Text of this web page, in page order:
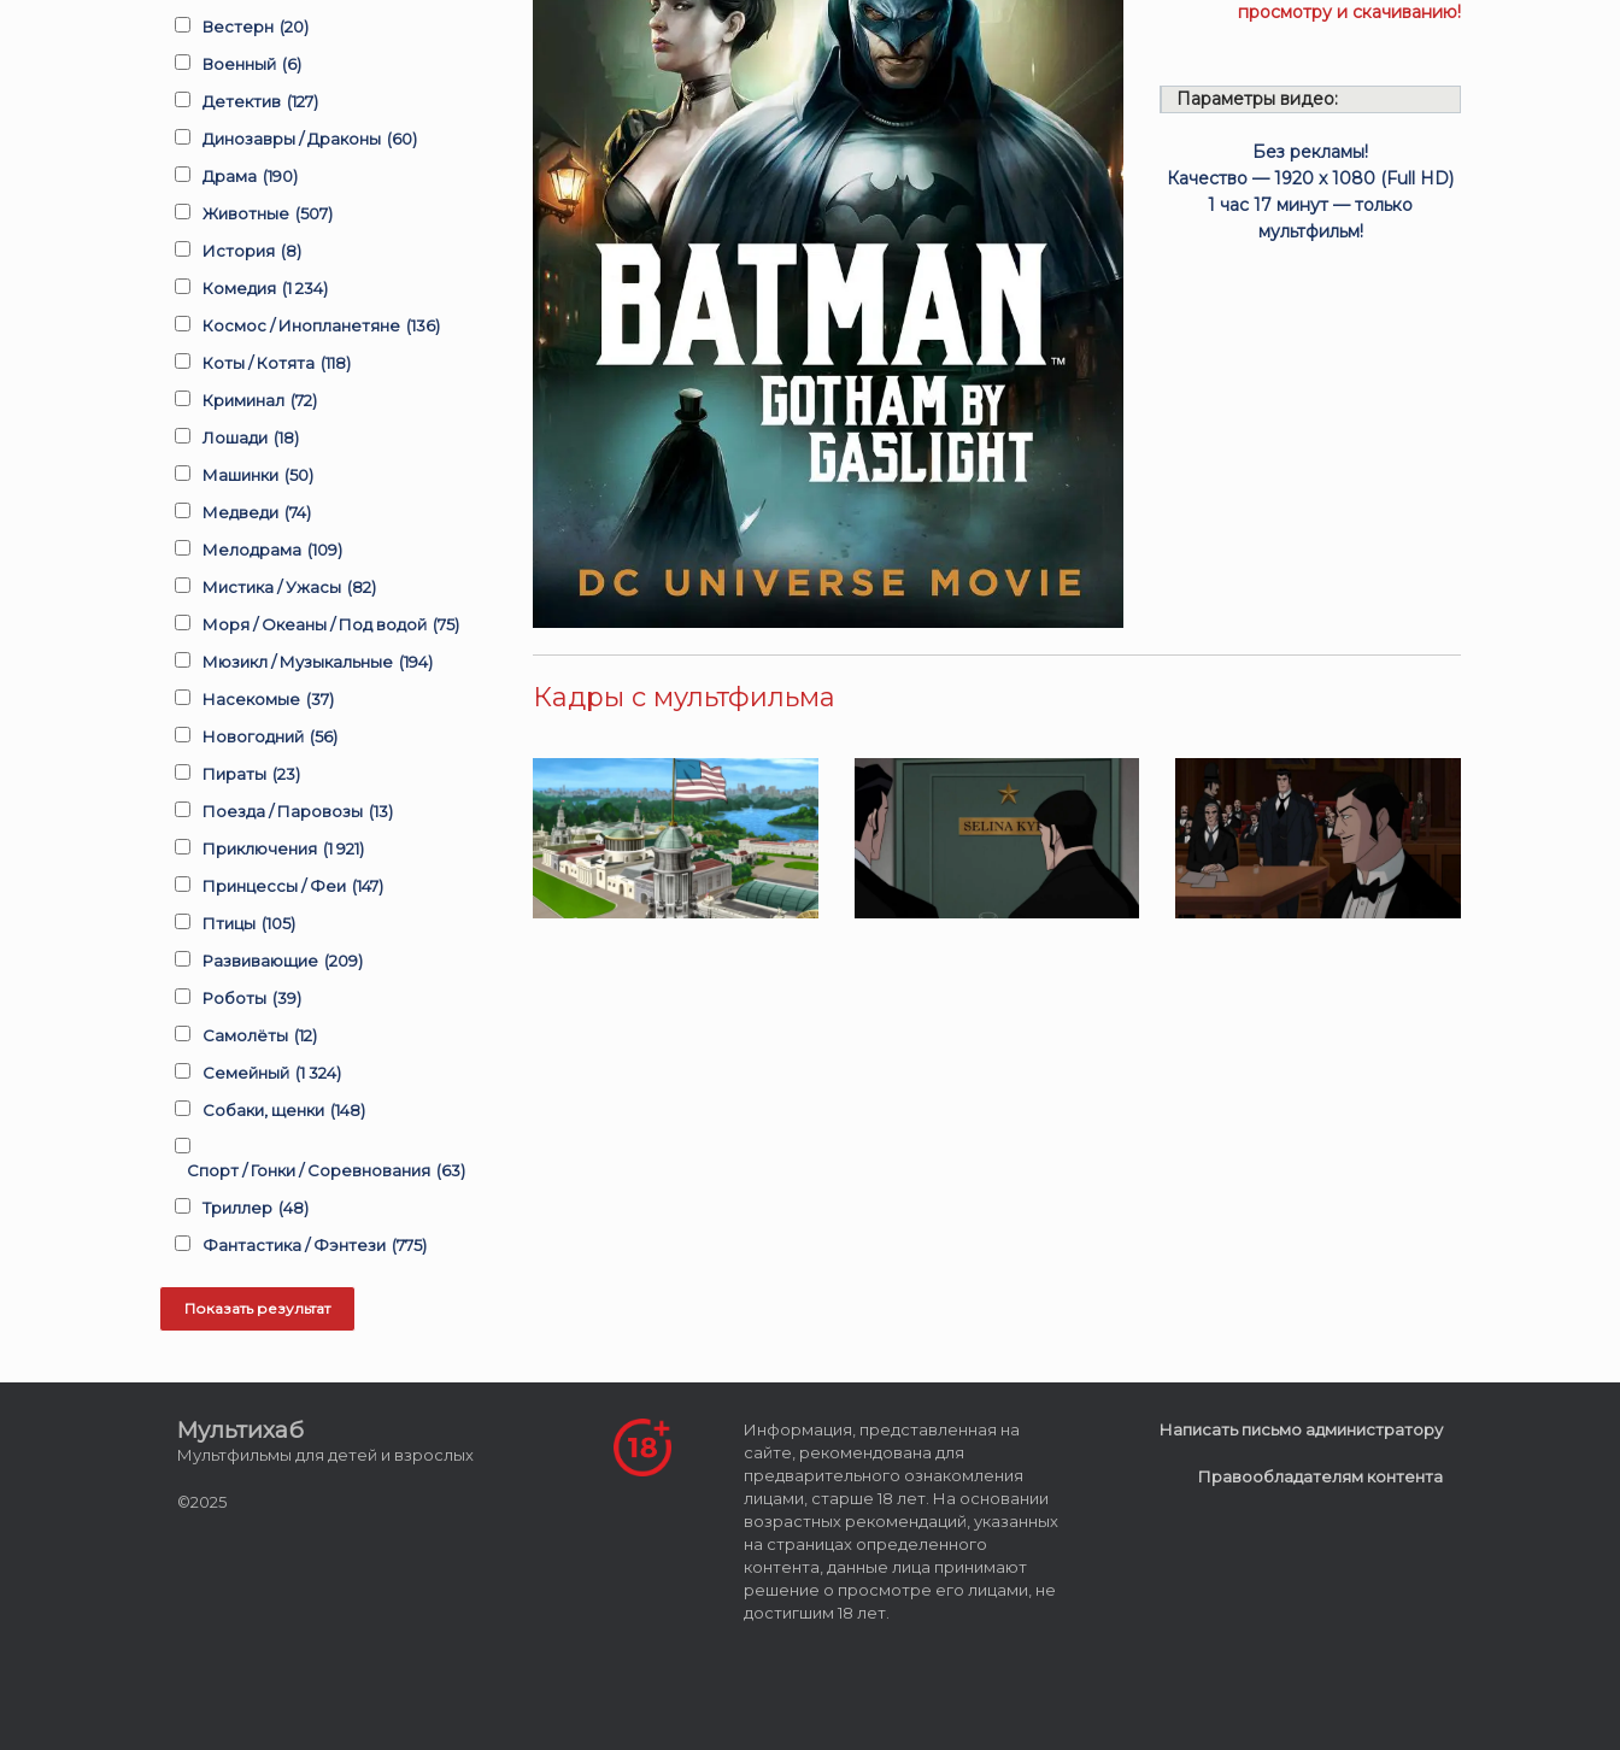
просмотру и скачиванию!
Параметры видео:
Без рекламы!
Качество — 1920 x 1080 (Full HD)
1 час 17 минут — только
мультфильм!
Кадры с мультфильма
Вестерн (20)
Военный (6)
Детектив (127)
Динозавры / Драконы (60)
Драма (190)
Животные (507)
История (8)
Комедия (1 234)
Космос / Инопланетяне (136)
Коты / Котята (118)
Криминал (72)
Лошади (18)
Машинки (50)
Медведи (74)
Мелодрама (109)
Мистика / Ужасы (82)
Моря / Океаны / Под водой (75)
Мюзикл / Музыкальные (194)
Насекомые (37)
Новогодний (56)
Пираты (23)
Поезда / Паровозы (13)
Приключения (1 921)
Принцессы / Феи (147)
Птицы (105)
Развивающие (209)
Роботы (39)
Самолёты (12)
Семейный (1 324)
Собаки, щенки (148)
Спорт / Гонки / Соревнования (63)
Триллер (48)
Фантастика / Фэнтези (775)
Мультихаб
Мультфильмы для детей и взрослых
©2025
Информация, представленная на
сайте, рекомендована для
предварительного ознакомления
лицами, старше 18 лет. На основании
возрастных рекомендаций, указанных
на страницах определенного
контента, данные лица принимают
решение о просмотре его лицами, не
достигшим 18 лет.
Написать письмо администратору
Правообладателям контента